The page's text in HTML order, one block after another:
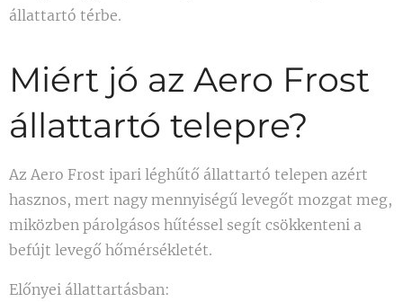
állattartó térbe.
Miért jó az Aero Frost
állattartó telepre?
Az Aero Frost ipari léghűtő állattartó telepen azért
hasznos, mert nagy mennyiségű levegőt mozgat meg,
miközben párolgásos hűtéssel segít csökkenteni a
befújt levegő hőmérsékletét.
Előnyei állattartásban: